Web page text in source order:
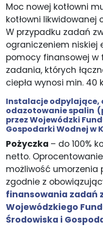
Moc nowej kotłowni
kotłowni likwidowanej
W przypadku zadań
ograniczeniem niskiej
pomocy finansowej w
zadania, których
ciepła wynosi min. 40
Instalacje odpylające,
odazotowanie spalin
przez Wojewódzki
Gospodarki Wodnej w
Pożyczka – do 100%
netto.
możliwość umorzenia
zgodnie z
finansowania zadań
Wojewódzkiego
Środowiska i